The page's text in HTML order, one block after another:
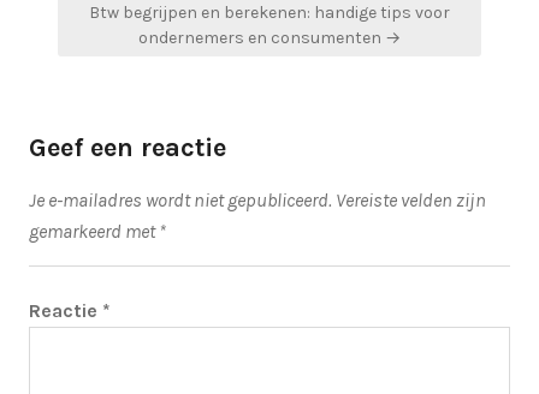
Btw begrijpen en berekenen: handige tips voor
ondernemers en consumenten →
Geef een reactie
Je e-mailadres wordt niet gepubliceerd. Vereiste velden zijn
gemarkeerd met *
Reactie *